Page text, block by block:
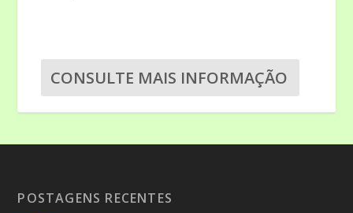
CONSULTE MAIS INFORMAÇÃO
POSTAGENS RECENTES